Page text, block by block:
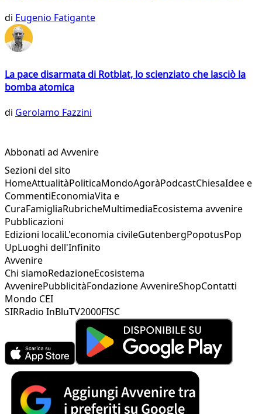
di Eugenio Fatigante
La pace disarmata di Rotblat, lo scienziato che lasciò la
bomba atomica
di Gerolamo Fazzini
Abbonati ad Avvenire
Sezioni del sito
HomeAttualitàPoliticaMondoAgoràPodcastChiesaIdee e
CommentiEconomiaVita e
CuraFamigliaRubricheMultimediaEcosistema avvenire
Pubblicazioni
Edizioni localiL'economia civileGutenbergPopotusPop
UpLuoghi dell'Infinito
Avvenire
Chi siamoRedazioneEcosistema
AvvenirePubblicitàFondazione AvvenireShopContatti
Mondo CEI
SIRRadio InBluTV2000FISC